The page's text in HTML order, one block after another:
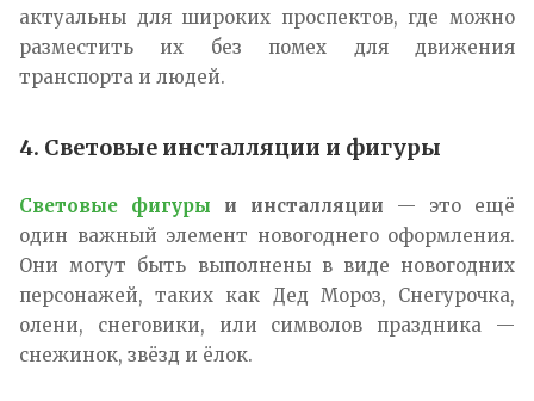
актуальны для широких проспектов, где можно
разместить их без помех для движения
транспорта и людей.
4. Световые инсталляции и фигуры
Световые фигуры и инсталляции — это ещё
один важный элемент новогоднего оформления.
Они могут быть выполнены в виде новогодних
персонажей, таких как Дед Мороз, Снегурочка,
олени, снеговики, или символов праздника —
снежинок, звёзд и ёлок.